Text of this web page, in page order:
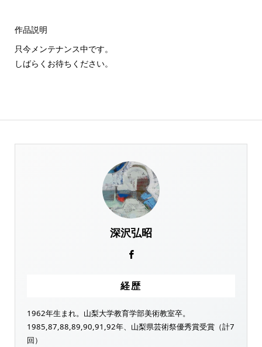
作品説明
只今メンテナンス中です。
しばらくお待ちください。
深沢弘昭
経歴
1962年生まれ。山梨大学教育学部美術教室卒。
1985,87,88,89,90,91,92年、山梨県芸術祭優秀賞受賞（計7
回）